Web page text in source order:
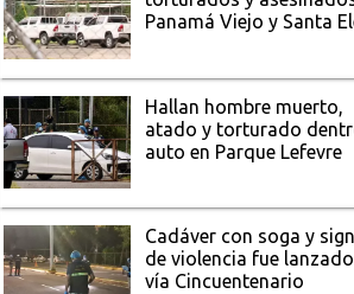
Panamá Viejo y Santa
Hallan hombre muerto,
atado y torturado
auto en Parque Lefevre
Cadáver con soga y
de violencia fue
vía Cincuentenario